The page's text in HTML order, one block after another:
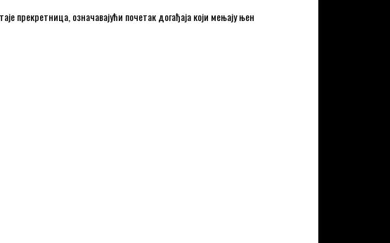
прекретница, означавајући почетак догађаја који мењају њен